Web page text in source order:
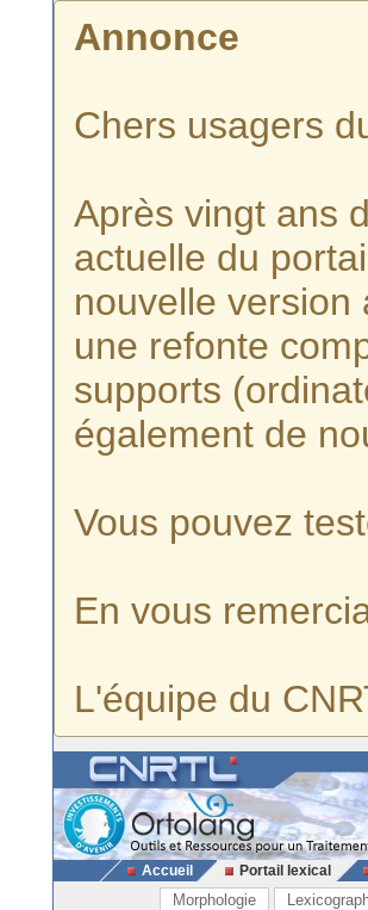
Annonce
Chers usagers
Après vingt ans
actuelle du
nouvelle version
une refonte
supports
également de
Vous pouvez
En vous
L'équipe du
Accueil Portail lexical
Morphologie